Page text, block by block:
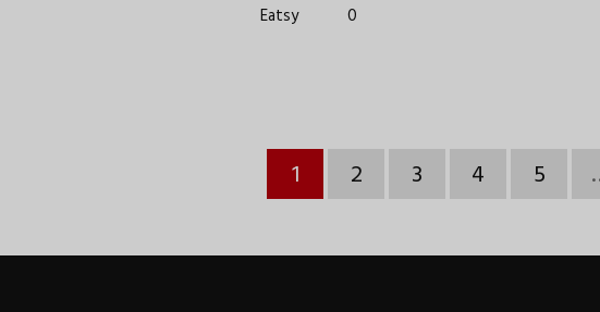
Eatsy
0
1 2 3 4 5